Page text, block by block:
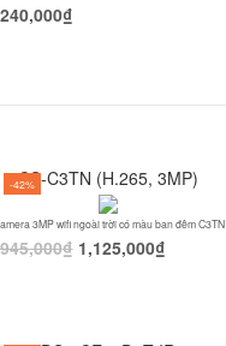
₫
-42%
CS-C3TN (H.265, 3MP)
3MP wifi ngoài trời có màu ban đêm C3TN
₫ 1,125,000₫